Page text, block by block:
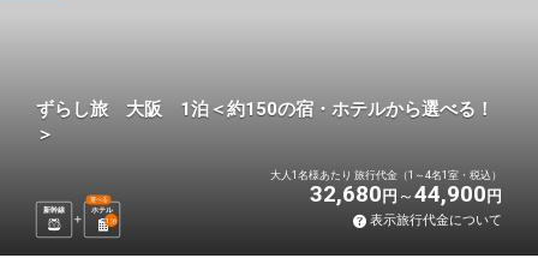
ずらし旅 大阪 1泊＜約150の宿・ホテルから選べる！
＞
新幹線 ホテル
選べる
1 泊
大人1名様あたり 旅行代金（1～4名1室・税込）
32,680 円 44,900 円
表示旅行代金について